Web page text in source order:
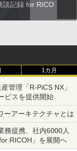
談記録 for RICO
1カ月
管理「R-PiCS NX」
ビスを提供開始
ーアーキテクチャとは
務提携、社内6000人
RICOH」を展開へ